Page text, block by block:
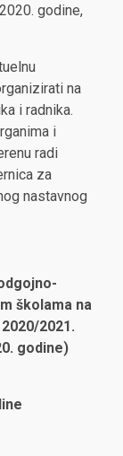
godine,
na
i radnika.
i
radi
za
nastavnog
školama na
2021.
godine)